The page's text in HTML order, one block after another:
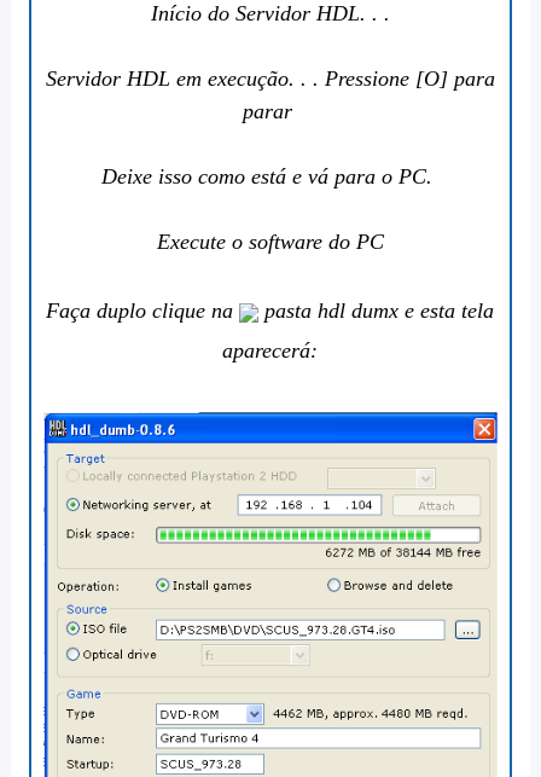
Início do Servidor HDL. . .
Servidor HDL em execução. . . Pressione [O] para
parar
Deixe isso como está e vá para o PC.
Execute o software do PC
Faça duplo clique na
pasta hdl dumx e esta tela
aparecerá: